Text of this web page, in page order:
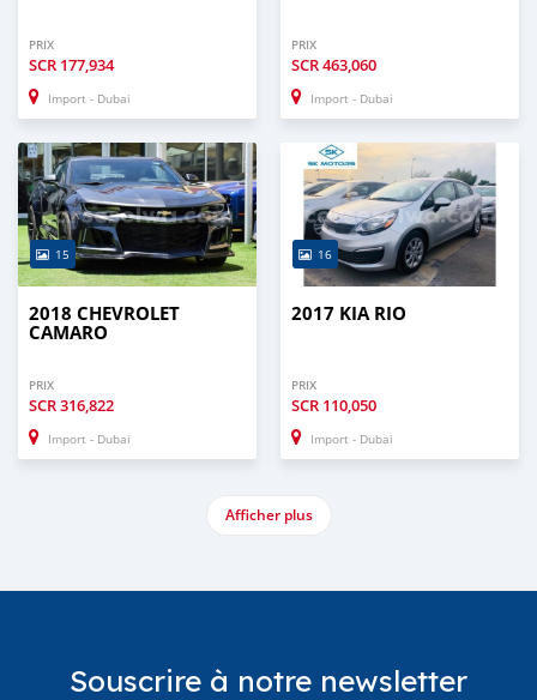
PRIX
SCR 177,934
Import - Dubai
PRIX
SCR463,060
Import - Dubai
15
2018 CHEVROLET
CAMARO
PRIX
SCR316,822
Import - Dubai
16
2017 KIA RIO
PRIX
SCR 110,050
Import - Dubai
Afficher plus
Souscrire à notre newsletter